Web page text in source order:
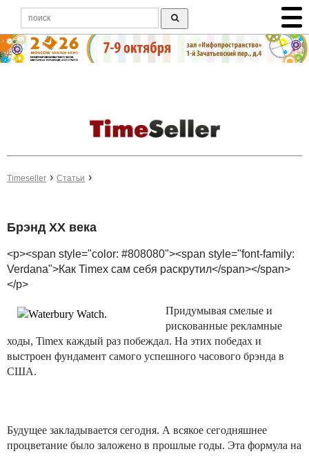
Timeseller Статьи
Брэнд ХХ века
<p><span style="color: #808080"><span style="font-family:
Verdana">Как Timex сам себя раскрутил</span></span>
</p>
Придумывая смелые и
рискованные рекламные
ходы, Timex каждый раз побеждал. На этих победах и
выстроен фундамент самого успешного часового брэнда в
США.
Будущее закладывается сегодня. А всякое сегодняшнее
процветание было заложено в прошлые годы. Эта формула на